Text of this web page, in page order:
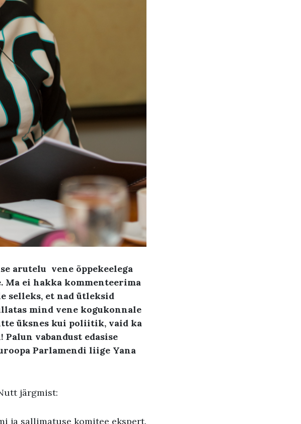
arutelu vene õppekeelega
Ma ei hakka kommenteerima
selleks, et nad ütleksid
mind vene kogukonnale
üksnes kui poliitik, vaid ka
Palun vabandust edasise
Parlamendi liige Yana
järgmist:
ja sallimatuse komitee ekspert.